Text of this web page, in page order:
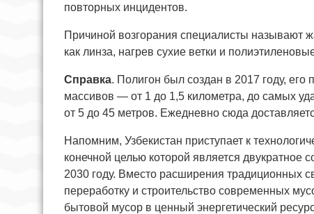
повторных инцидентов.
Причиной возгорания специалисты называют
как линза, нагрев сухие ветки и
Справка. Полигон был создан в 2017 году,
массивов — от 1 до 1,5 километра, до самых
от 5 до 45 метров. Ежедневно сюда
Напомним, Узбекистан приступает к
конечной целью которой является двукратное
2030 году. Вместо расширения традиционных
переработку и строительство современных
бытовой мусор в ценный энергетический